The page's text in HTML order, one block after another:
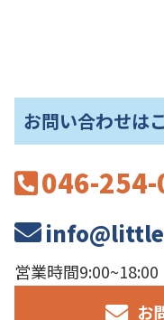
お問い合わせは
046-
営業時間
お